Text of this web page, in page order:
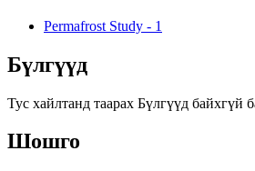
Permafrost Study - 1
Бүлгүүд
Тус хайлтанд таарах Бүлгүүд байхгүй
Шошго